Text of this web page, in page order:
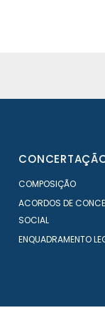
COMPOSIÇÃO
ACORDOS DE
SOCIAL
ENQUADRAMENTO